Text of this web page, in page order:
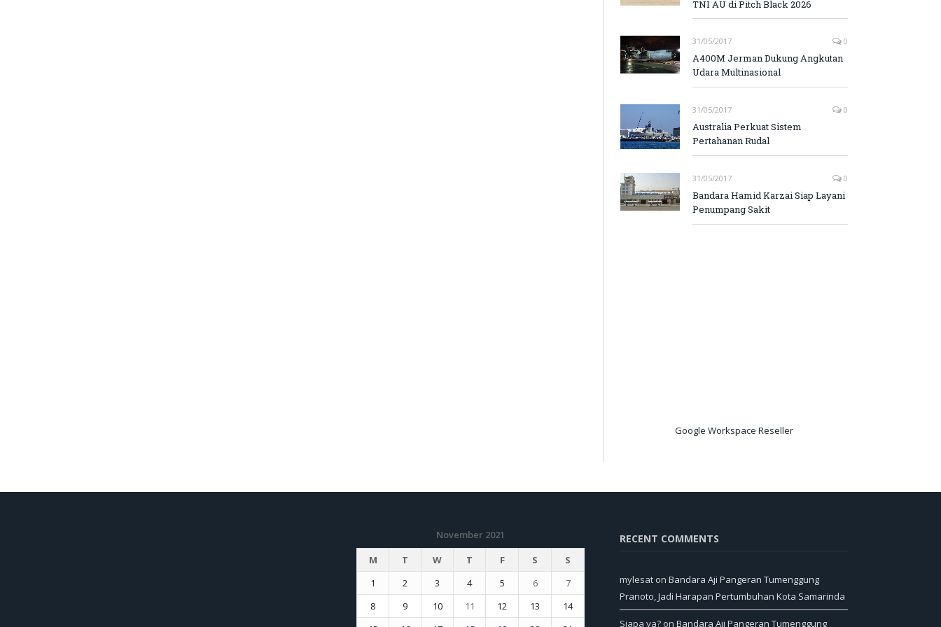
TNI AU di Pitch Black 2026
31/05/2017 0
A400M Jerman Dukung Angkutan
Udara Multinasional
31/05/2017 0
Australia Perkuat Sistem
Pertahanan Rudal
31/05/2017 0
Bandara Hamid Karzai Siap Layani
Penumpang Sakit
Google Workspace Reseller
November 2021
M
T W T F S
S
1
2 3 4 5 6
7
8
9 10 11 12 13
14
RECENT COMMENTS
mylesat on Bandara Aji Pangeran Tumenggung
Pranoto, Jadi Harapan Pertumbuhan Kota Samarinda
Siapa ya? on Bandara Aji Pangeran Tumenggung